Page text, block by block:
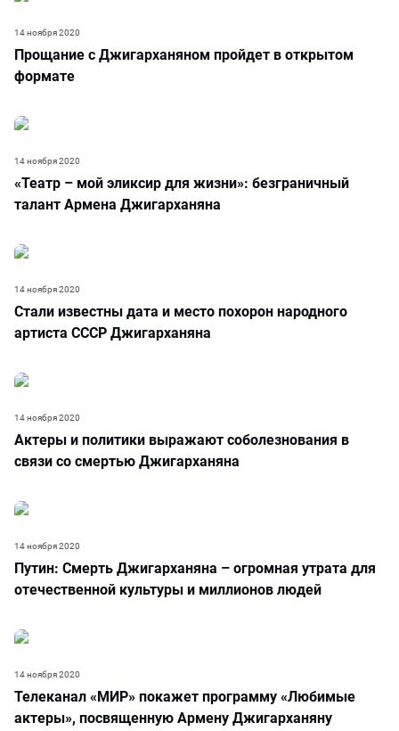
Прощание с Джигарханяном пройдет в открытом
формате
14 ноября 2020
«Театр – мой эликсир для жизни»: безграничный
талант Армена Джигарханяна
14 ноября 2020
Стали известны дата и место похорон народного
артиста СССР Джигарханяна
14 ноября 2020
Актеры и политики выражают соболезнования в
связи со смертью Джигарханяна
14 ноября 2020
Путин: Смерть Джигарханяна – огромная утрата для
отечественной культуры и миллионов людей
14 ноября 2020
Телеканал «МИР» покажет программу «Любимые
актеры», посвященную Армену Джигарханяну
14 ноября 2020